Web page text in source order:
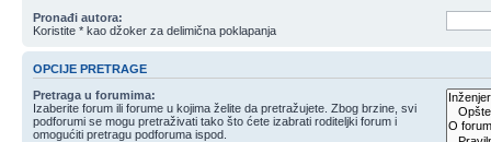
Pronađi autora:
Koristite * kao džoker za delimična poklapanja
OPCIJE PRETRAGE
Pretraga u forumima:
Izaberite forum ili forume u kojima želite da pretražujete. Zbog brzine, svi
podforumi se mogu pretraživati tako što ćete izabrati roditeljki forum i
omogućiti pretragu podforuma ispod.